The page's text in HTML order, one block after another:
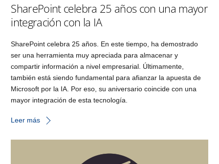
SharePoint celebra 25 años con una mayor
integración con la IA
SharePoint celebra 25 años. En este tiempo, ha demostrado
ser una herramienta muy apreciada para almacenar y
compartir información a nivel empresarial. Últimamente,
también está siendo fundamental para afianzar la apuesta de
Microsoft por la IA. Por eso, su aniversario coincide con una
mayor integración de esta tecnología.
Leer más